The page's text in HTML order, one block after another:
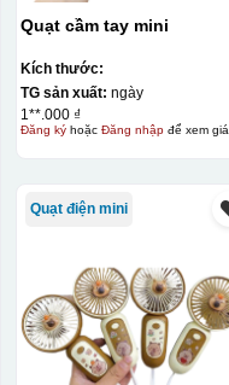
Quạt cầm tay mini
Kích thước:
TG sản xuất: ngày
1**.000 ₫
Đăng kýhoặc Đăng nhậpđể xem giá
Quạt điện mini